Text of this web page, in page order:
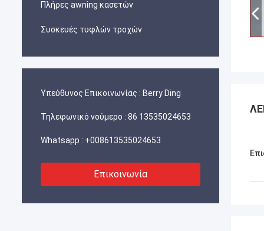
Πλήρες awning κασετών
Συσκευές τυφλών τροχών
Υπεύθυνος Επικοινωνίας : Berry Ding
Τηλεφωνικό νούμερο : 86 13535024653
Whatsapp : +008613535024653
Επικοινωνία